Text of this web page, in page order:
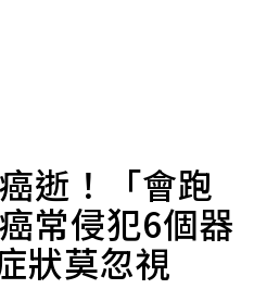
逝！「會跑
常侵犯6個器
狀莫忽視